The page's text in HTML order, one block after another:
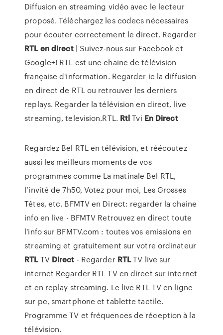
Diffusion en streaming vidéo avec le lecteur
proposé. Téléchargez les codecs nécessaires
pour écouter correctement le direct. Regarder
RTL endirect| Suivez-nous sur Facebook et
Google+! RTL est une chaine de télévision
française d'information. Regarder ic la diffusion
en direct de RTL ou retrouver les derniers
replays. Regarder la télévision en direct, live
streaming, television.RTL. RtlTvi En Direct
Regardez Bel RTL en télévision, et réécoutez
aussi les meilleurs moments de vos
programmes comme La matinale Bel RTL,
l’invité de 7h50, Votez pour moi, Les Grosses
Têtes, etc. BFMTV en Direct: regarder la chaine
info en live - BFMTV Retrouvez en direct toute
l'info sur BFMTV.com : toutes vos emissions en
streaming et gratuitement sur votre ordinateur
RTLTV Direct - Regarder RTLTV live sur
internet Regarder RTL TV en direct sur internet
et en replay streaming. Le live RTL TV en ligne
sur pc, smartphone et tablette tactile.
Programme TV et fréquences de réception à la
télévision.